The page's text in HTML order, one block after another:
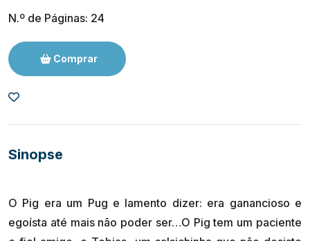
N.º de Páginas: 24
Comprar
Sinopse
O Pig era um Pug e lamento dizer: era ganancioso e
egoísta até mais não poder ser…O Pig tem um paciente